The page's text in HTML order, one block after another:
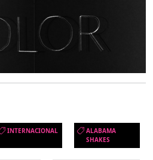
INTERNACIONAL
ALABAMA
SHAKES